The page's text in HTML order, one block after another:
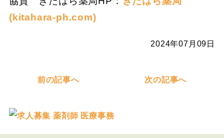
(kitahara-ph.com)
2024年07月09日
前の記事へ 次の記事へ